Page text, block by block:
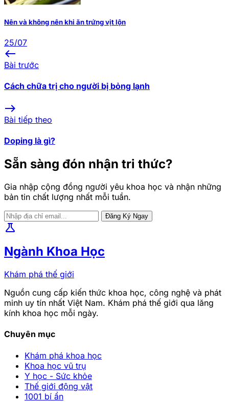
Nên và không nên khi ăn trứng vịt lộn
25/07
west
Bài trước
Cách chữa trị cho người bị bỏng lạnh
east
Bài tiếp theo
Doping là gì?
Sẵn sàng đón nhận tri thức?
Gia nhập cộng đồng người yêu khoa học và nhận những
bản tin chất lượng nhất mỗi tuần.
Đăng Ký Ngay
science
Ngành Khoa Học
Khám phá thế giới
Nguồn cung cấp kiến thức khoa học, công nghệ và phát
minh uy tín nhất Việt Nam. Khám phá thế giới qua lăng
kính khoa học mỗi ngày.
Chuyên mục
Khám phá khoa học
Khoa học vũ trụ
Y học - Sức khỏe
Thế giới động vật
1001 bí ẩn